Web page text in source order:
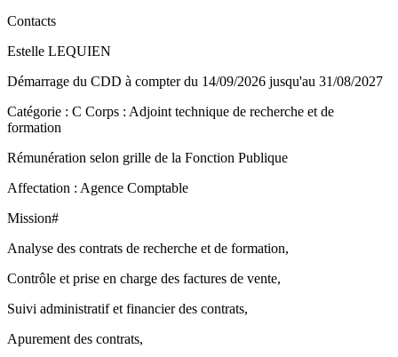
Contacts
Estelle LEQUIEN
Démarrage du CDD à compter du 14/09/2026 jusqu'au 31/08/2027
Catégorie : C Corps : Adjoint technique de recherche et de
formation
Rémunération selon grille de la Fonction Publique
Affectation : Agence Comptable
Mission#
Analyse des contrats de recherche et de formation,
Contrôle et prise en charge des factures de vente,
Suivi administratif et financier des contrats,
Apurement des contrats,